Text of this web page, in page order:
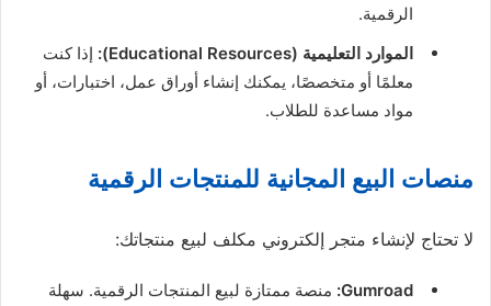
الرقمية.
الموارد التعليمية (Educational Resources):
إذا كنت
معلمًا أو متخصصًا، يمكنك إنشاء أوراق عمل، اختبارات، أو
مواد مساعدة للطلاب.
منصات البيع المجانية للمنتجات الرقمية
لا تحتاج لإنشاء متجر إلكتروني مكلف لبيع منتجاتك:
Gumroad: منصة ممتازة لبيع المنتجات الرقمية. سهلة